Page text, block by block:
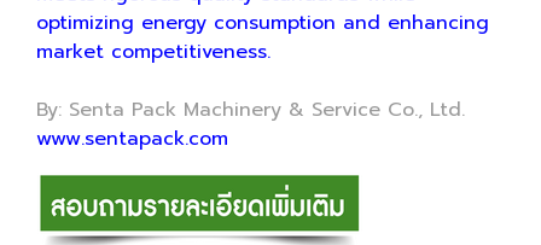
optimizing energy consumption and enhancing
market competitiveness.
By: Senta Pack Machinery & Service Co., Ltd.
www.sentapack.com